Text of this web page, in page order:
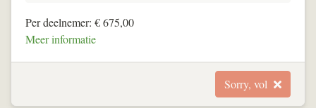
Per deelnemer: € 675,00
Meer informatie
Sorry, vol